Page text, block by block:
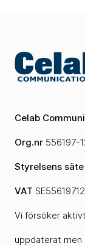
Celab
Org.nr 556197-
Styrelsens säte
VAT
Vi försöker
uppdaterat